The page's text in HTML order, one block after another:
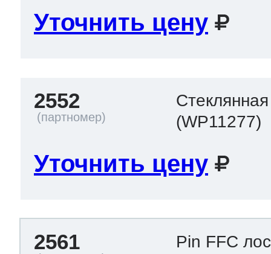
Уточнить цену
2552
(WP11277)
Уточнить цену
2561 Pin FFC